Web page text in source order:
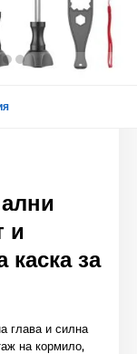
и
каска за
глава и силна
на кормило,